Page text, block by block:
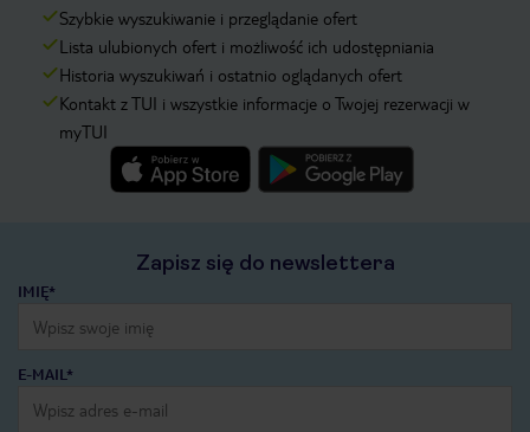
Szybkie wyszukiwanie i przeglądanie ofert
Lista ulubionych ofert i możliwość ich udostępniania
Historia wyszukiwań i ostatnio oglądanych ofert
Kontakt z TUI i wszystkie informacje o Twojej rezerwacji w
myTUI
Zapisz się do newslettera
IMIĘ*
E-MAIL*